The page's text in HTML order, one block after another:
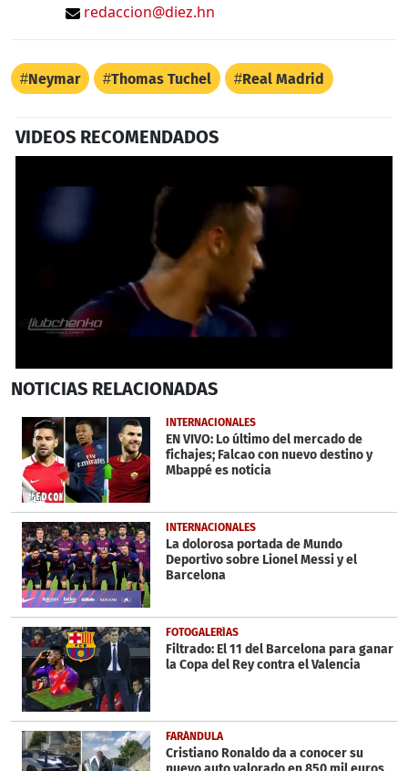
redaccion@diez.hn
Neymar Thomas Tuchel Real Madrid
VIDEOS RECOMENDADOS
seconds
34
seconds
NOTICIAS RELACIONADAS
INTERNACIONALES
EN VIVO: Lo último del mercado de
fichajes; Falcao con nuevo destino y
Mbappé es noticia
INTERNACIONALES
La dolorosa portada de Mundo
Deportivo sobre Lionel Messi y el
Barcelona
FOTOGALERÍAS
Filtrado: El 11 del Barcelona para ganar
la Copa del Rey contra el Valencia
FARÁNDULA
Cristiano Ronaldo da a conocer su